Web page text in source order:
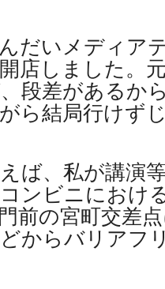
だいメディア
店しました。
段差があるか
ら結局行けず
ば、私が講演
ンビニにおけ
前の宮町交差
からバリアフ